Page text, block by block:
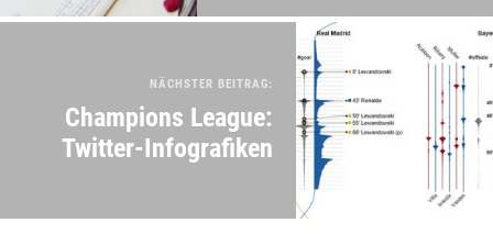
NÄCHSTER BEITRAG:
Champions League:
Twitter-Infografiken